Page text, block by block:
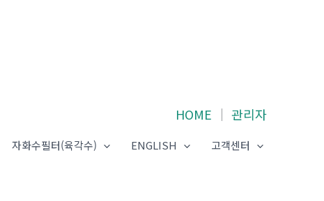
HOME │ 관리자
자화수필터(육각수) ENGLISH 고객센터